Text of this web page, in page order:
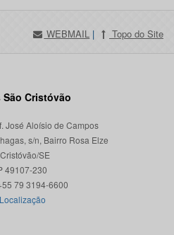
WEBMAIL | Topo do Site
São Cristóvão
José Aloísio de Campos
s/n, Bairro Rosa Elze
SE
49107-230
Localização